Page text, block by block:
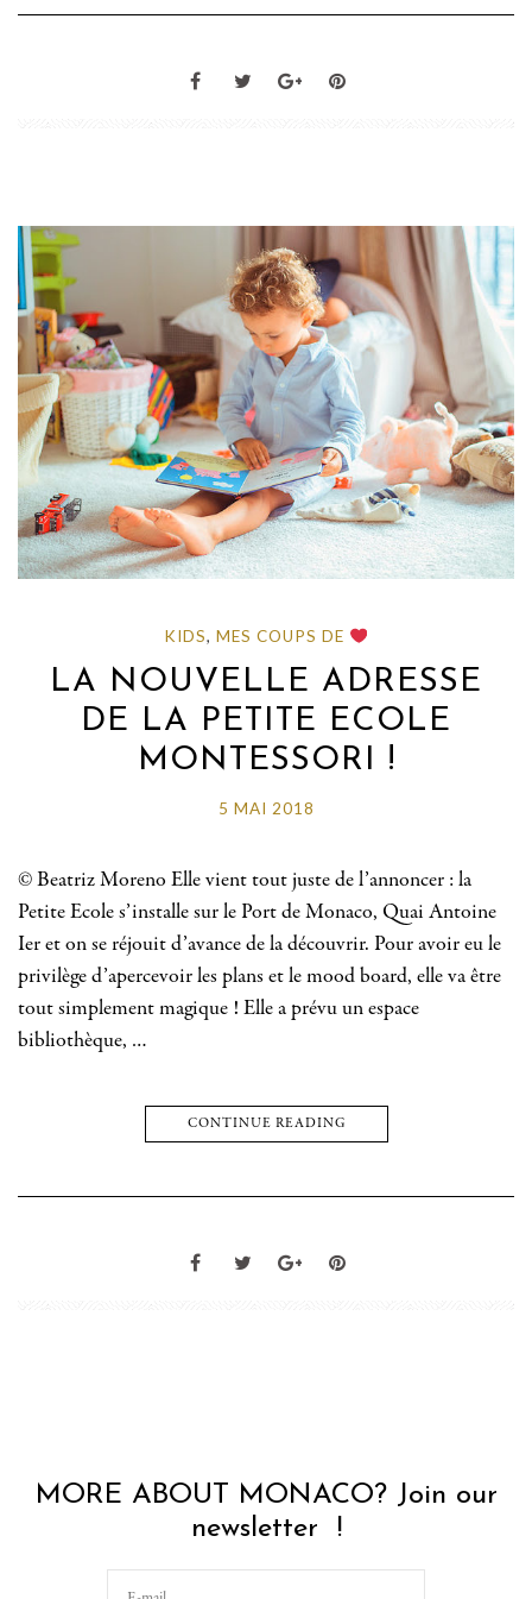
KIDS,MES COUPS DE
LA NOUVELLE ADRESSE
DE LA PETITE ECOLE
MONTESSORI !
5 MAI 2018
© Beatriz Moreno Elle vient tout juste de l’annoncer : la
Petite Ecole s’installe sur le Port de Monaco, Quai Antoine
Ier et on se réjouit d’avance de la découvrir. Pour avoir eu le
privilège d’apercevoir les plans et le mood board, elle va être
tout simplement magique ! Elle a prévu un espace
bibliothèque, …
CONTINUE READING
MORE ABOUT MONACO? Join our
newsletter !